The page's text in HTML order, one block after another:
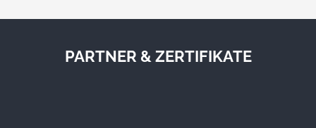
PARTNER & ZERTIFIKATE